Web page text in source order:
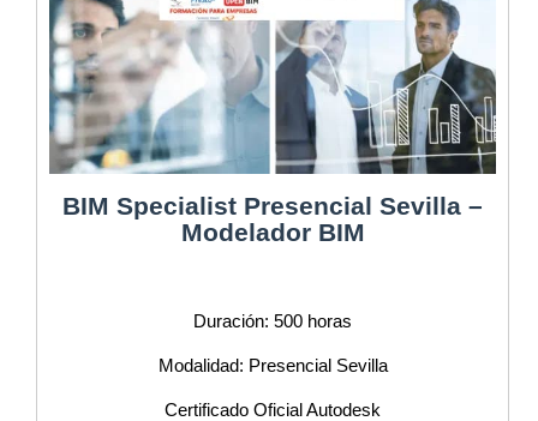
BIM Specialist Presencial Sevilla –
Modelador BIM
Duración: 500 horas
Modalidad: Presencial Sevilla
Certificado Oficial Autodesk